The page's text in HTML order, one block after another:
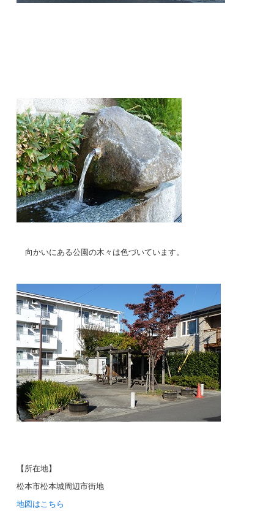
向かいにある公園の木々は色づいています。
【所在地】
松本市松本城周辺市街地
地図はこちら